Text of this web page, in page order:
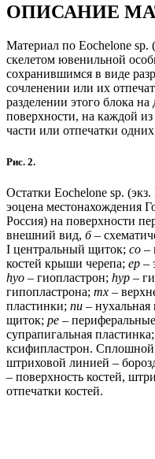
ОПИСАНИЕ
Материал по Eochelone
скелетом ювенильной
сохранившимся в виде
сочленении или их
разделении этого блока
поверхности, на каждой
части или отпечатки
Рис. 2.
Остатки Eochelone sp.
эоцена местонахождения
Россия) на поверхности
внешний вид, б–
I центральный щиток; сo –
костей крыши черепа; ep –
hyo – гиопластрон; hyp –
гипопластрона; mx –
пластинки; nu – нухальная
щиток; pe –
супрапигальная пластинка;
ксифипластрон. Сплошной
штриховой линией –
– поверхность костей,
отпечатки костей.